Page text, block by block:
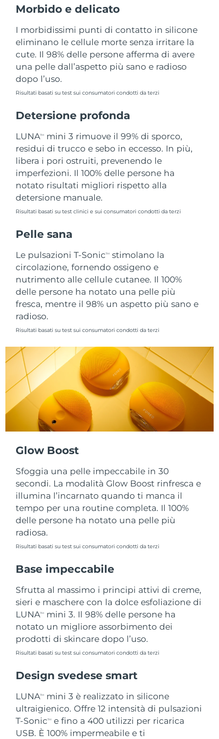
Morbido e delicato
I morbidissimi punti di contatto in silicone
eliminano le cellule morte senza irritare la
cute. Il 98% delle persone afferma di avere
una pelle dall’aspetto più sano e radioso
dopo l’uso.
Risultati basati su test sui consumatori condotti da terzi
Detersione profonda
LUNATM
mini 3 rimuove il 99% di sporco,
residui di trucco e sebo in eccesso. In più,
libera i pori ostruiti, prevenendo le
imperfezioni. Il 100% delle persone ha
notato risultati migliori rispetto alla
detersione manuale.
Risultati basati su test clinici e sui consumatori condotti da terzi
Pelle sana
Le pulsazioni T-SonicTM
stimolano la
circolazione, fornendo ossigeno e
nutrimento alle cellule cutanee. Il 100%
delle persone ha notato una pelle più
fresca, mentre il 98% un aspetto più sano e
radioso.
Risultati basati su test sui consumatori condotti da terzi
Glow Boost
Sfoggia una pelle impeccabile in 30
secondi. La modalità Glow Boost rinfresca e
illumina l’incarnato quando ti manca il
tempo per una routine completa. Il 100%
delle persone ha notato una pelle più
radiosa.
Risultati basati su test sui consumatori condotti da terzi
Base impeccabile
Sfrutta al massimo i principi attivi di creme,
sieri e maschere con la dolce esfoliazione di
LUNATM
mini 3. Il 98% delle persone ha
notato un migliore assorbimento dei
prodotti di skincare dopo l’uso.
Risultati basati su test sui consumatori condotti da terzi
Design svedese smart
LUNATM
mini 3 è realizzato in silicone
ultraigienico. Offre 12 intensità di pulsazioni
T-SonicTM
e fino a 400 utilizzi per ricarica
USB. È 100% impermeabile e ti
Filippine
Polonia Consegna stimata8/13/26
Portogallo Consegna stimata8/12/26
Portorico
Romania Consegna stimata8/12/26
Russia Consegna stimata
Arabia Saudita
Slovacchia
Slovenia Consegna stimata
Sudafrica
Corea del Sud Consegna stimata8/14/26
Spagna Consegna stimata
Svezia Consegna stimata
Svizzera Consegna stimata 8/12/26
Taiwan Consegna stimata8/17/26
Thailandia Consegna stimata8/16/26
Turchia
Emirati Arabi Uniti Consegna stimata
Regno Unito Consegna stimata8/12/26
Stati Uniti Consegna stimata
Vietnam